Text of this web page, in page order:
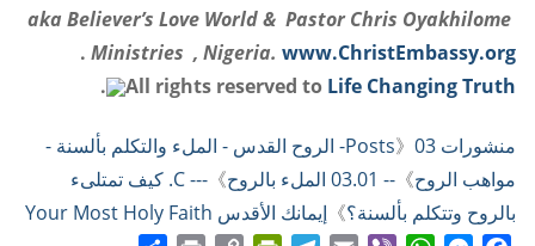
aka Believer’s Love World & Pastor Chris Oyakhilome
Ministries , Nigeria. www.ChristEmbassy.org
.
All rights reserved to Life Changing Truth
.
منشورات Posts 》
03- الروح القدس - الملء والتكلم بألسنة -
مواهب الروح》 -- 03.01 الملء بالروح 》
--- C. كيف تمتلىء
بالروح وتتكلم بألسنة؟》 إيمانك الأقدس Your Most Holy Faith